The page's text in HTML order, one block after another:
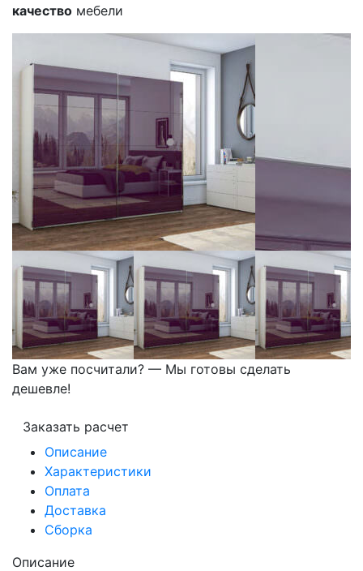
качество мебели
Вам уже посчитали? — Мы готовы сделать
дешевле!
Заказать расчет
Описание
Характеристики
Оплата
Доставка
Сборка
Описание